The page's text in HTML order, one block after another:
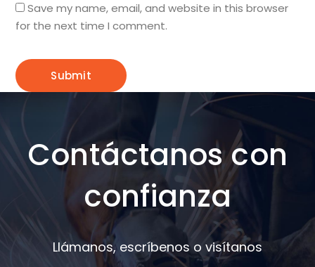
Save my name, email, and website in this browser
for the next time I comment.
Contáctanos con
confianza
Llámanos, escríbenos o visítanos